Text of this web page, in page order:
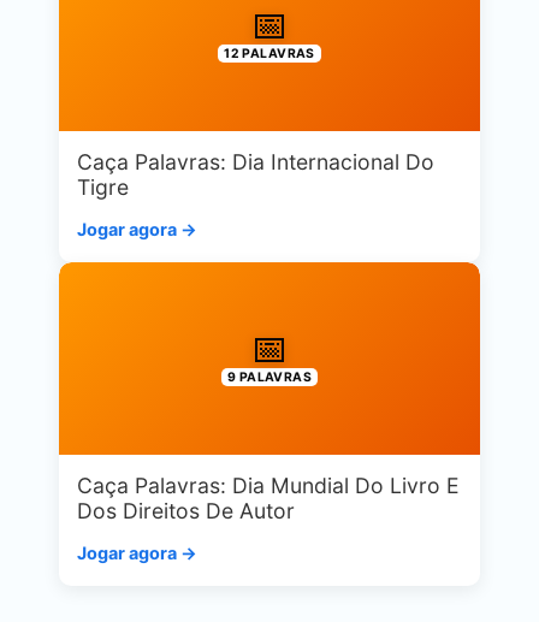
📅
12 PALAVRAS
Caça Palavras: Dia Internacional Do
Tigre
Jogar agora →
📅
9 PALAVRAS
Caça Palavras: Dia Mundial Do Livro E
Dos Direitos De Autor
Jogar agora →